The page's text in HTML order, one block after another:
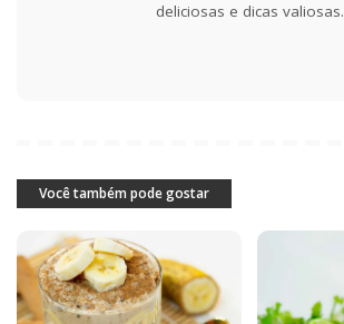
deliciosas e dicas valiosas.
Você também pode gostar